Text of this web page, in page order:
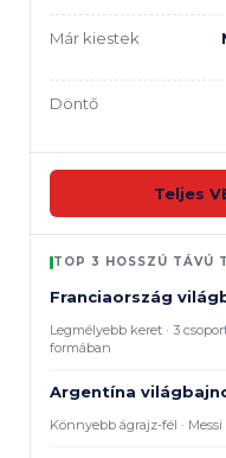
Már kiestek
Döntő
Teljes
TOP 3 HOSSZÚ TÁVÚ
Franciaország
Legmélyebb keret · 3
formában
Argentína
Könnyebb ágrajz-fél ·